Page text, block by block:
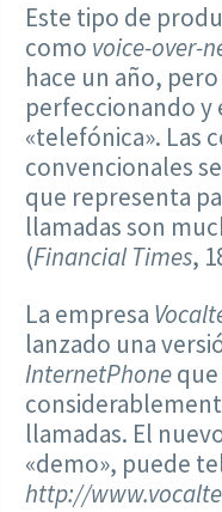
Este tipo de
como voice-over-
hace un año,
perfeccionando y
«telefónica». Las
convencionales
que representa
llamadas son
(Financial Times,
La empresa
lanzado una
InternetPhone
llamadas. El
«demo», puede
http://